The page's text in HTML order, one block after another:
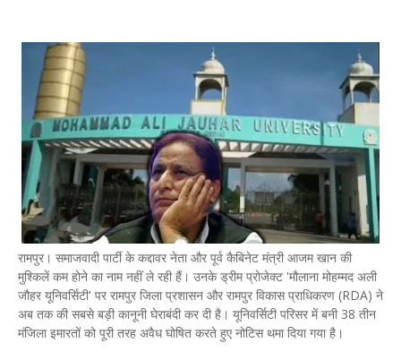
रामपुर। समाजवादी पार्टी के कद्दावर नेता और पूर्व कैबिनेट मंत्री आजम खान की
मुश्किलें कम होने का नाम नहीं ले रही हैं। उनके ड्रीम प्रोजेक्ट 'मौलाना मोहम्मद अली
जौहर यूनिवर्सिटी' पर रामपुर जिला प्रशासन और रामपुर विकास प्राधिकरण (RDA) ने
अब तक की सबसे बड़ी कानूनी घेराबंदी कर दी है। यूनिवर्सिटी परिसर में बनी 38 तीन
मंजिला इमारतों को पूरी तरह अवैध घोषित करते हुए नोटिस थमा दिया गया है।